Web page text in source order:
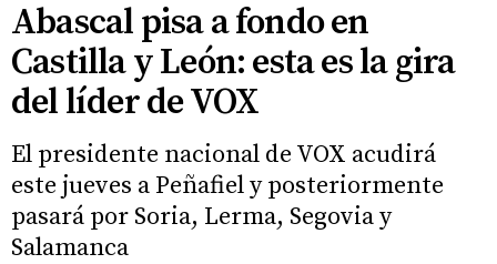
Abascal pisa a fondo en
Castilla y León: esta es la gira
del líder de VOX
El presidente nacional de VOX acudirá
este jueves a Peñafiel y posteriormente
pasará por Soria, Lerma, Segovia y
Salamanca